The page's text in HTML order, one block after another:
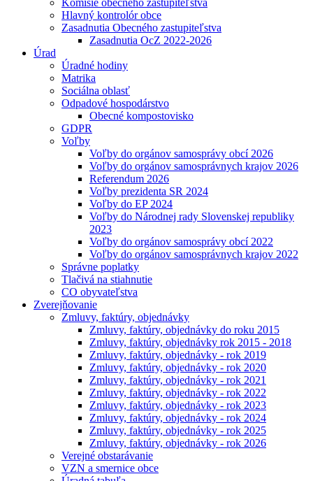
Komisie obecného zastupiteľstva
Hlavný kontrolór obce
Zasadnutia Obecného zastupiteľstva
Zasadnutia OcZ 2022-2026
Úrad
Úradné hodiny
Matrika
Sociálna oblasť
Odpadové hospodárstvo
Obecné kompostovisko
GDPR
Voľby
Voľby do orgánov samosprávy obcí 2026
Voľby do orgánov samosprávnych krajov 2026
Referendum 2026
Voľby prezidenta SR 2024
Voľby do EP 2024
Voľby do Národnej rady Slovenskej republiky
2023
Voľby do orgánov samosprávy obcí 2022
Voľby do orgánov samosprávnych krajov 2022
Správne poplatky
Tlačivá na stiahnutie
CO obyvateľstva
Zverejňovanie
Zmluvy, faktúry, objednávky
Zmluvy, faktúry, objednávky do roku 2015
Zmluvy, faktúry, objednávky rok 2015 - 2018
Zmluvy, faktúry, objednávky - rok 2019
Zmluvy, faktúry, objednávky - rok 2020
Zmluvy, faktúry, objednávky - rok 2021
Zmluvy, faktúry, objednávky - rok 2022
Zmluvy, faktúry, objednávky - rok 2023
Zmluvy, faktúry, objednávky - rok 2024
Zmluvy, faktúry, objednávky - rok 2025
Zmluvy, faktúry, objednávky - rok 2026
Verejné obstarávanie
VZN a smernice obce